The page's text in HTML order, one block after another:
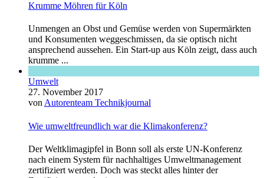
Krumme Möhren für Köln
Unmengen an Obst und Gemüse werden von Supermärkten
und Konsumenten weggeschmissen, da sie optisch nicht
ansprechend aussehen. Ein Start-up aus Köln zeigt, dass auch
krumme ...
Umwelt
27. November 2017
vonAutorenteam Technikjournal
Wie umweltfreundlich war die Klimakonferenz?
Der Weltklimagipfel in Bonn soll als erste UN-Konferenz
nach einem System für nachhaltiges Umweltmanagement
zertifiziert werden. Doch was steckt alles hinter der